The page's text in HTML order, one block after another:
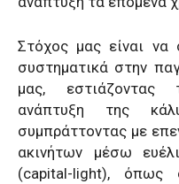
Στόχος μας είναι να
συστηματικά στην
μας, εστιάζοντας
ανάπτυξη της
συμπράττοντας με
ακινήτων μέσω
(capital-light), όπως